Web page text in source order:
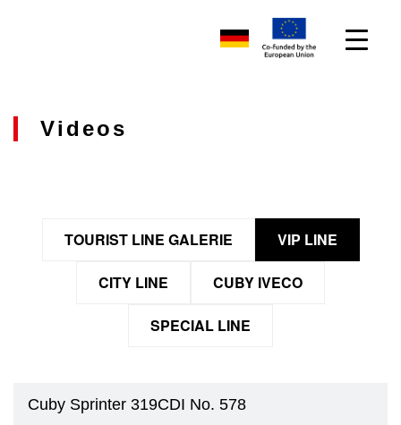
Videos
TOURIST LINE GALERIE VIP LINE
CITY LINE CUBY IVECO
SPECIAL LINE
Cuby Sprinter 319CDI No. 578